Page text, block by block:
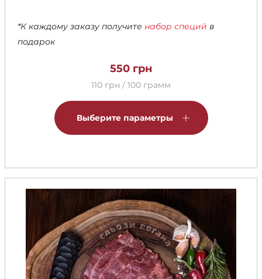
*К каждому заказу получите набор специй в
подарок
550 грн
110 грн / 100 грамм
Выберите параметры
товар
можно
странице
товара.